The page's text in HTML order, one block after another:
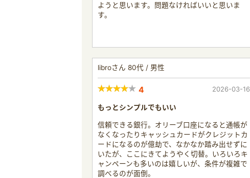
ようと思います。問題なければいいと思いま
す。
libroさん 80代 / 男性
4 2026-03-16
もっとシンプルでもいい
信頼できる銀行。オリーブ口座になると通帳が
なくなったりキャッシュカードがクレジットカ
ードになるのが億劫で、なかなか踏み出せずに
いたが、ここにきてようやく切替。いろいろキ
ャンペーンも多いのは嬉しいが、条件が複雑で
調べるのが面倒。